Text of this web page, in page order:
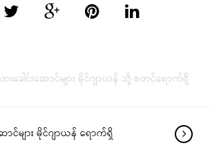
းခေါင်းဆောင်များ မိုင်ဂျာယန် သို့ စတင်ရောက်ရှိ
ာင်များ မိုင်ဂျာယန် ရောက်ရှိ